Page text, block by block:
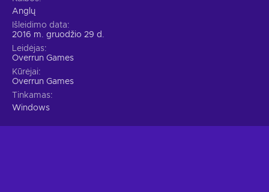
Anglų
Išleidimo data
2016 m. gruodžio 29 d.
Leidėjas
Overrun Games
Kūrėjai
Overrun Games
Tinkamas
Windows